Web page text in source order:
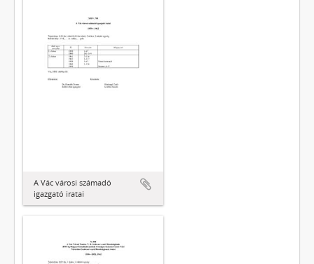
A Vác városi számadó
igazgató iratai